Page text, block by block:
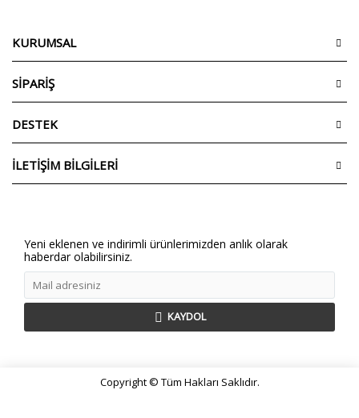
KURUMSAL
SİPARİŞ
DESTEK
İLETİŞİM BİLGİLERİ
Yeni eklenen ve indirimli ürünlerimizden anlık olarak
haberdar olabilirsiniz.
KAYDOL
Copyright © Tüm Hakları Saklıdır.